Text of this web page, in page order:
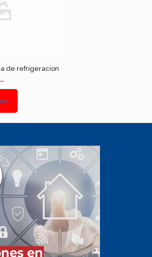
de refrigeracion